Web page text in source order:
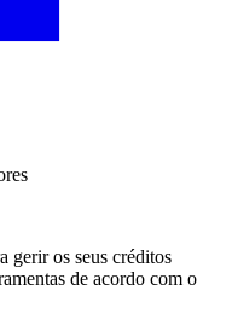
gerir os seus créditos
de acordo com o